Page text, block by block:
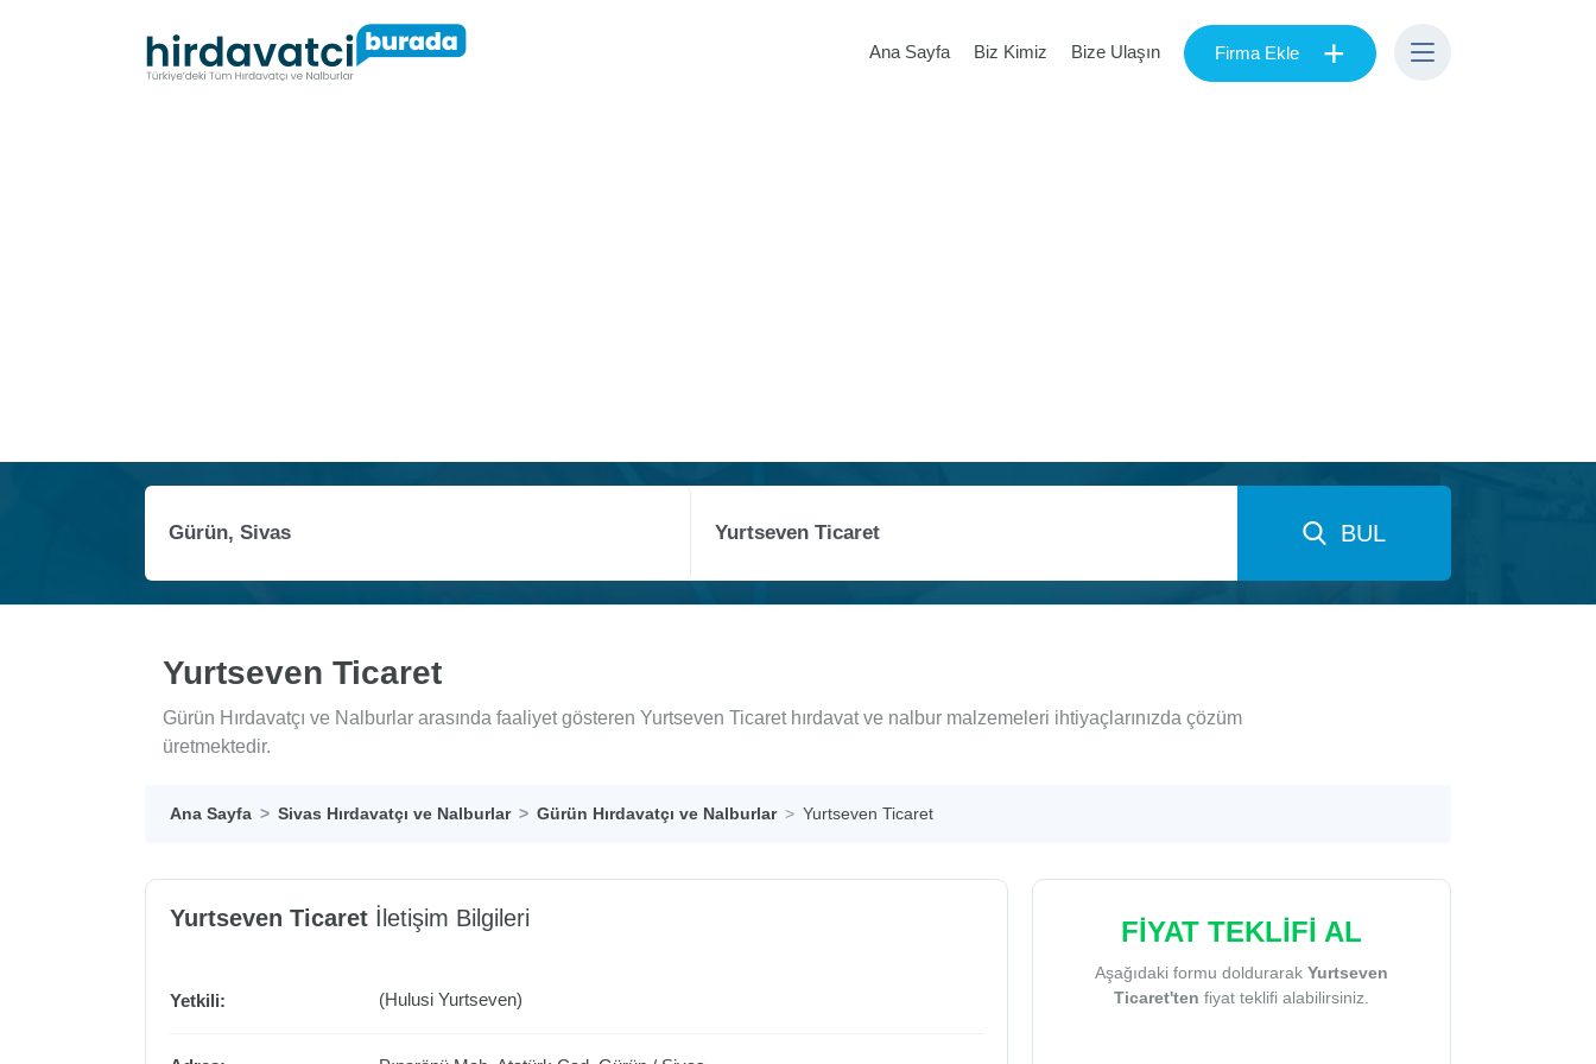
Ana Sayfa Biz Kimiz Bize Ulaşın Firma Ekle +
BUL
Yurtseven Ticaret
Gürün Hırdavatçı ve Nalburlar arasında faaliyet gösteren Yurtseven Ticaret hırdavat ve nalbur malzemeleri ihtiyaçlarınızda çözüm
üretmektedir.
Ana Sayfa Sivas Hırdavatçı ve Nalburlar Gürün Hırdavatçı ve Nalburlar Yurtseven Ticaret
Yurtseven Ticaret İletişim Bilgileri
Yetkili: (Hulusi Yurtseven)
FİYAT TEKLİFİ AL
Aşağıdaki formu doldurarak Yurtseven
Ticaret'ten fiyat teklifi alabilirsiniz.